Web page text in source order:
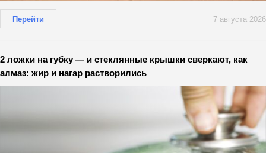
Перейти 7 августа 2026
2 ложки на губку — и стеклянные крышки сверкают, как
алмаз: жир и нагар растворились